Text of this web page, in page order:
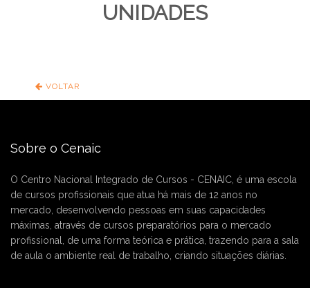
UNIDADES
VOLTAR
Sobre o Cenaic
O Centro Nacional Integrado de Cursos - CENAIC, é uma escola
de cursos profissionais que atua há mais de 12 anos no
mercado, desenvolvendo pessoas em suas capacidades
máximas, através de cursos preparatórios para o mercado
profissional, de uma forma teórica e prática, trazendo para a sala
de aula o ambiente real de trabalho, criando situações diárias.